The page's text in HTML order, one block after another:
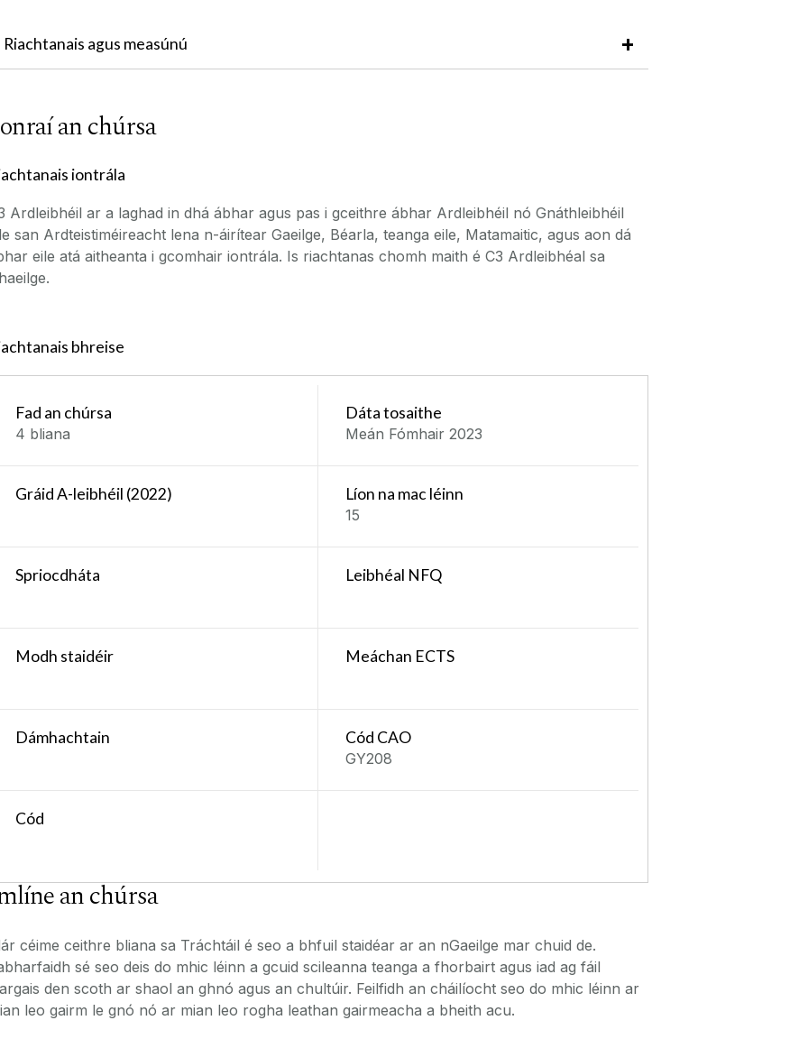
Riachtanais agus measúnú
an chúrsa
iontrála
Ardleibhéil ar a laghad in dhá ábhar agus pas i gceithre ábhar Ardleibhéil nó Gnáthleibhéil
san Ardteistiméireacht lena n-áirítear Gaeilge, Béarla, teanga eile, Matamaitic, agus aon dá
eile atá aitheanta i gcomhair iontrála. Is riachtanas chomh maith é C3 Ardleibhéal sa
bhreise
Fad an chúrsa
4 bliana
Dáta tosaithe
Meán Fómhair 2023
Gráid A-leibhéil (2022) Líon na mac léinn
15
Spriocdháta Leibhéal NFQ
Modh staidéir Meáchan ECTS
Dámhachtain Cód CAO
GY208
Cód
an chúrsa
céime ceithre bliana sa Tráchtáil é seo a bhfuil staidéar ar an nGaeilge mar chuid de.
sé seo deis do mhic léinn a gcuid scileanna teanga a fhorbairt agus iad ag fáil
den scoth ar shaol an ghnó agus an chultúir. Feilfidh an cháilíocht seo do mhic léinn ar
leo gairm le gnó nó ar mian leo rogha leathan gairmeacha a bheith acu.